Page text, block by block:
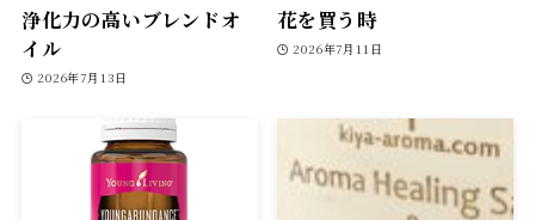
浄化力の高いブレンドオ
イル
2026年7月13日
花を買う時
2026年7月11日